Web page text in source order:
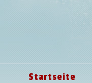
Startseite